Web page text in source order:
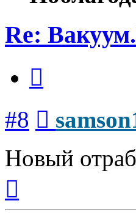
Re:
#8
Новый
началу